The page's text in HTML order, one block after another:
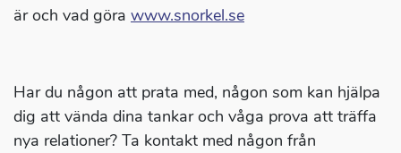
är och vad göra www.snorkel.se
Har du någon att prata med, någon som kan hjälpa
dig att vända dina tankar och våga prova att träffa
nya relationer? Ta kontakt med någon från